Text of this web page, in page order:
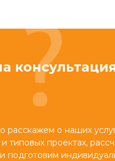
расскажем о наших
типовых проектах,
подготовим